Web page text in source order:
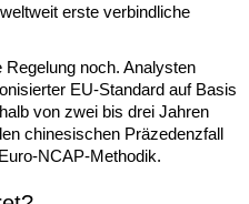
erste verbindliche
noch. Analysten
EU-Standard auf Basis
von zwei bis drei Jahren
chinesischen Präzedenzfall
NCAP-Methodik.